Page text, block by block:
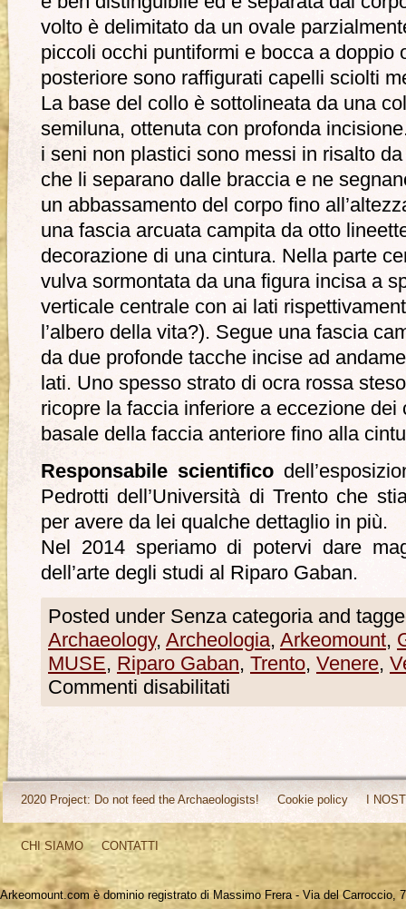
volto è delimitato da un ovale
piccoli occhi puntiformi e bocca a doppio
posteriore sono raffigurati capelli sciolti
La base del collo è sottolineata da una
semiluna, ottenuta con profonda
i seni non plastici sono messi in risalto
che li separano dalle braccia e ne
un abbassamento del corpo fino
una fascia arcuata campita da otto
decorazione di una cintura. Nella parte
vulva sormontata da una figura incisa a
verticale centrale con ai lati
l’albero della vita?). Segue una fascia
da due profonde tacche incise ad
lati. Uno spesso strato di ocra rossa
ricopre la faccia inferiore a eccezione dei
basale della faccia anteriore fino alla
Responsabile scientifico
Pedrotti dell’Università di Trento che
per avere da lei qualche dettaglio in più.
Nel 2014 speriamo di potervi dare
dell’arte degli studi al Riparo Gaban.
Posted under Senza categoria and
Archaeology, Archeologia, Arkeomount,
MUSE, Riparo Gaban, Trento, Venere,
Commenti disabilitati
2020 Project: Do not feed the Archaeologists! Cookie policy I
CHI SIAMO CONTATTI
Arkeomount.com è dominio registrato di Massimo Frera - Via del